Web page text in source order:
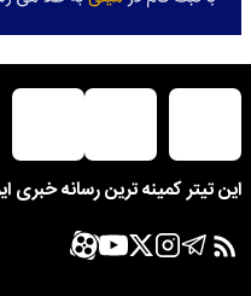
این تیتر کمینه ترین رسانه خبری